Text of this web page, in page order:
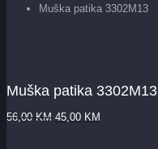
Muška patika 3302M13
Muška patika 3302M13
56,00 KM 45,00 KM